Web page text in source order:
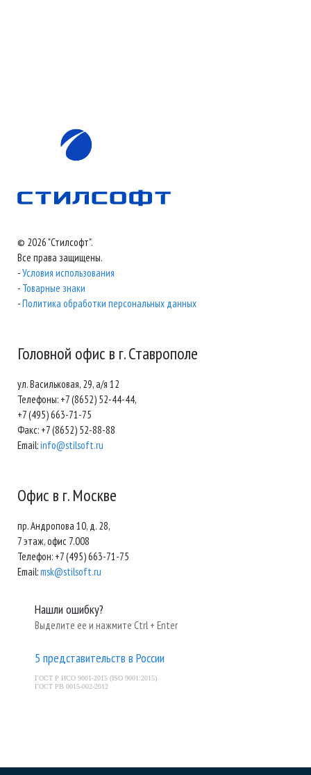
© 2026 "Стилсофт".
Все права защищены.
-Условия использования
- Товарные знаки
-Политика обработки персональных данных
Головной офис в г. Ставрополе
ул. Васильковая, 29, а/я 12
Телефоны: +7 (8652) 52-44-44,
+7 (495) 663-71-75
Факс: +7 (8652) 52-88-88
Email:info@stilsoft.ru
Офис в г. Москве
пр. Андропова 10, д. 28,
7 этаж, офис 7.008
Телефон: +7 (495) 663-71-75
Email:msk@stilsoft.ru
Нашли ошибку?
Выделите ее и нажмите Ctrl + Enter
5 представительств в России
ГОСТ Р ИСО 9001-2015 (ISO 9001:2015)
ГОСТ РВ 0015-002-2012